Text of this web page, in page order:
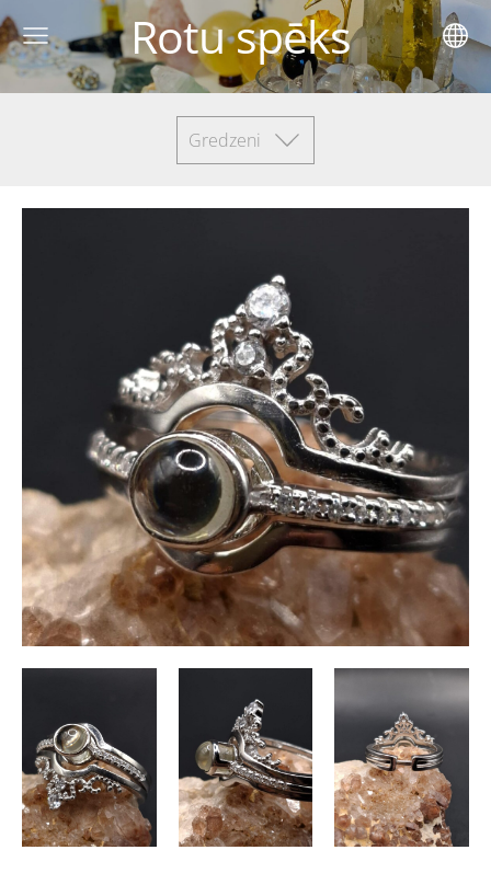
Rotu spēks
Gredzeni